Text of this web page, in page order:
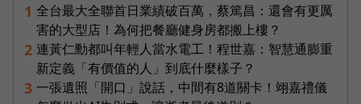
1 全台最大全聯首日業績破百萬，蔡篤昌：還會有更厲
害的大型店！為何把餐廳健身房都搬上樓？
2 連黃仁勳都叫年輕人當水電工！程世嘉：智慧通膨重
新定義「有價值的人」到底什麼樣子？
3 一張遺照「開口」說話，中間有8道關卡！翊嘉禮儀